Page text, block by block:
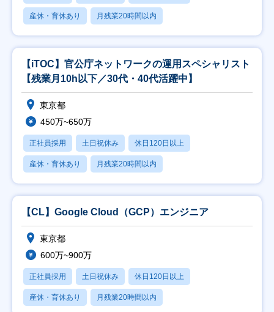
産休・育休あり 月残業20時間以内
【iTOC】官公庁ネットワークの運用スペシャリスト
【残業月10h以下／30代・40代活躍中】
東京都
450万~650万
正社員採用 土日祝休み 休日120日以上
産休・育休あり 月残業20時間以内
【CL】Google Cloud（GCP）エンジニア
東京都
600万~900万
正社員採用 土日祝休み 休日120日以上
産休・育休あり 月残業20時間以内